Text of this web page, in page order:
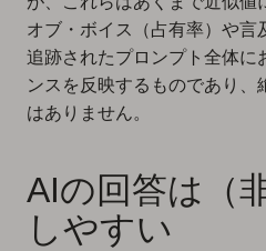
オブ・ボイス（占有率）や言
追跡されたプロンプト全体に
ンスを反映するものであり
はありません。
AIの回答は（
しやすい